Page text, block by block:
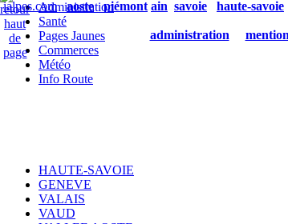
ialpes.com aoste piémont ain savoie haute-savoie
administration
Administration
Santé
Pages Jaunes
Commerces
Météo
Info Route
HAUTE-SAVOIE
GENEVE
VALAIS
VAUD